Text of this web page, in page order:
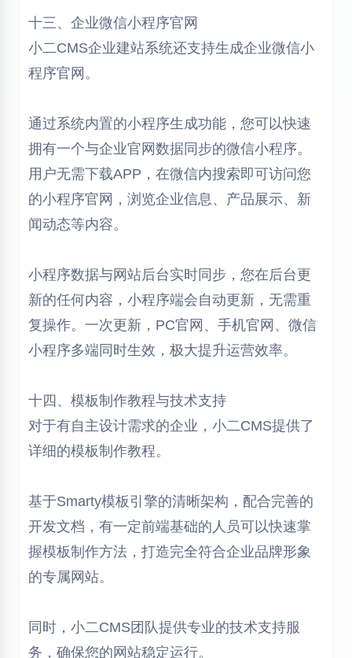
十三、企业微信小程序官网
小二CMS企业建站系统还支持生成企业微信小
程序官网。
通过系统内置的小程序生成功能，您可以快速
拥有一个与企业官网数据同步的微信小程序。
用户无需下载APP，在微信内搜索即可访问您
的小程序官网，浏览企业信息、产品展示、新
闻动态等内容。
小程序数据与网站后台实时同步，您在后台更
新的任何内容，小程序端会自动更新，无需重
复操作。一次更新，PC官网、手机官网、微信
小程序多端同时生效，极大提升运营效率。
十四、模板制作教程与技术支持
对于有自主设计需求的企业，小二CMS提供了
详细的模板制作教程。
基于Smarty模板引擎的清晰架构，配合完善的
开发文档，有一定前端基础的人员可以快速掌
握模板制作方法，打造完全符合企业品牌形象
的专属网站。
同时，小二CMS团队提供专业的技术支持服
务，确保您的网站稳定运行。